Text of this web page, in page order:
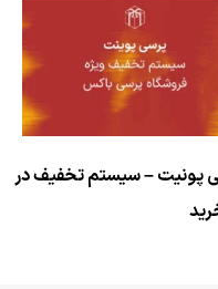
پونیت – سیستم تخفیف در